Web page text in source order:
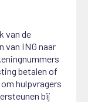
van de
van ING naar
betalen of
hulpvragers
bij